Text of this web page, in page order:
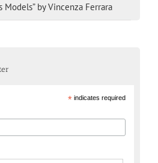
Models” by Vincenza Ferrara
*indicates required